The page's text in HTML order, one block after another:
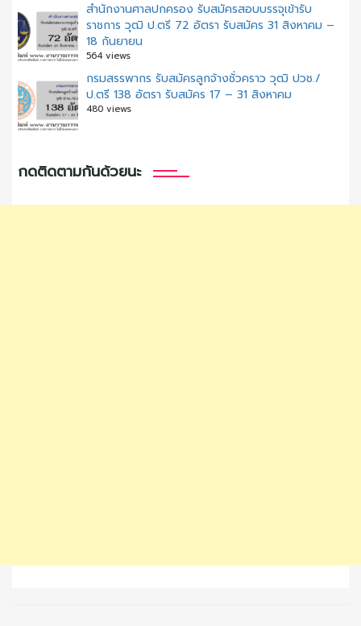
สํานักงานศาลปกครอง รับสมัครสอบบรรจุเข้ารับ
ราชการ วุฒิ ป.ตรี 72 อัตรา รับสมัคร 31 สิงหาคม –
18 กันยายน
564 views
กรมสรรพากร รับสมัครลูกจ้างชั่วคราว วุฒิ ปวช./
ป.ตรี 138 อัตรา รับสมัคร 17 – 31 สิงหาคม
480 views
กดติดตามกันด้วยนะ